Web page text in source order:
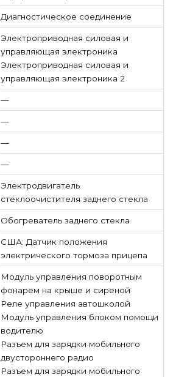
Диагностическое соединение
Электроприводная силовая и
управляющая электроника
Электроприводная силовая и
управляющая электроника 2
—
—
—
—
Электродвигатель
стеклоочистителя заднего стекла
Обогреватель заднего стекла
США: Датчик положения
электрического тормоза прицепа
Модуль управления поворотным
фонарем на крыше и сиреной
Реле управления автошколой
Модуль управления блоком помощи
водителю
Разъем для зарядки мобильного
двустороннего радио
Разъем для зарядки мобильного